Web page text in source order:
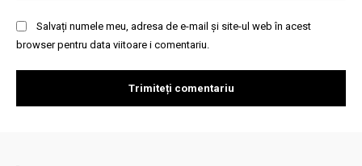
Salvați numele meu, adresa de e-mail și site-ul web în acest
browser pentru data viitoare i comentariu.